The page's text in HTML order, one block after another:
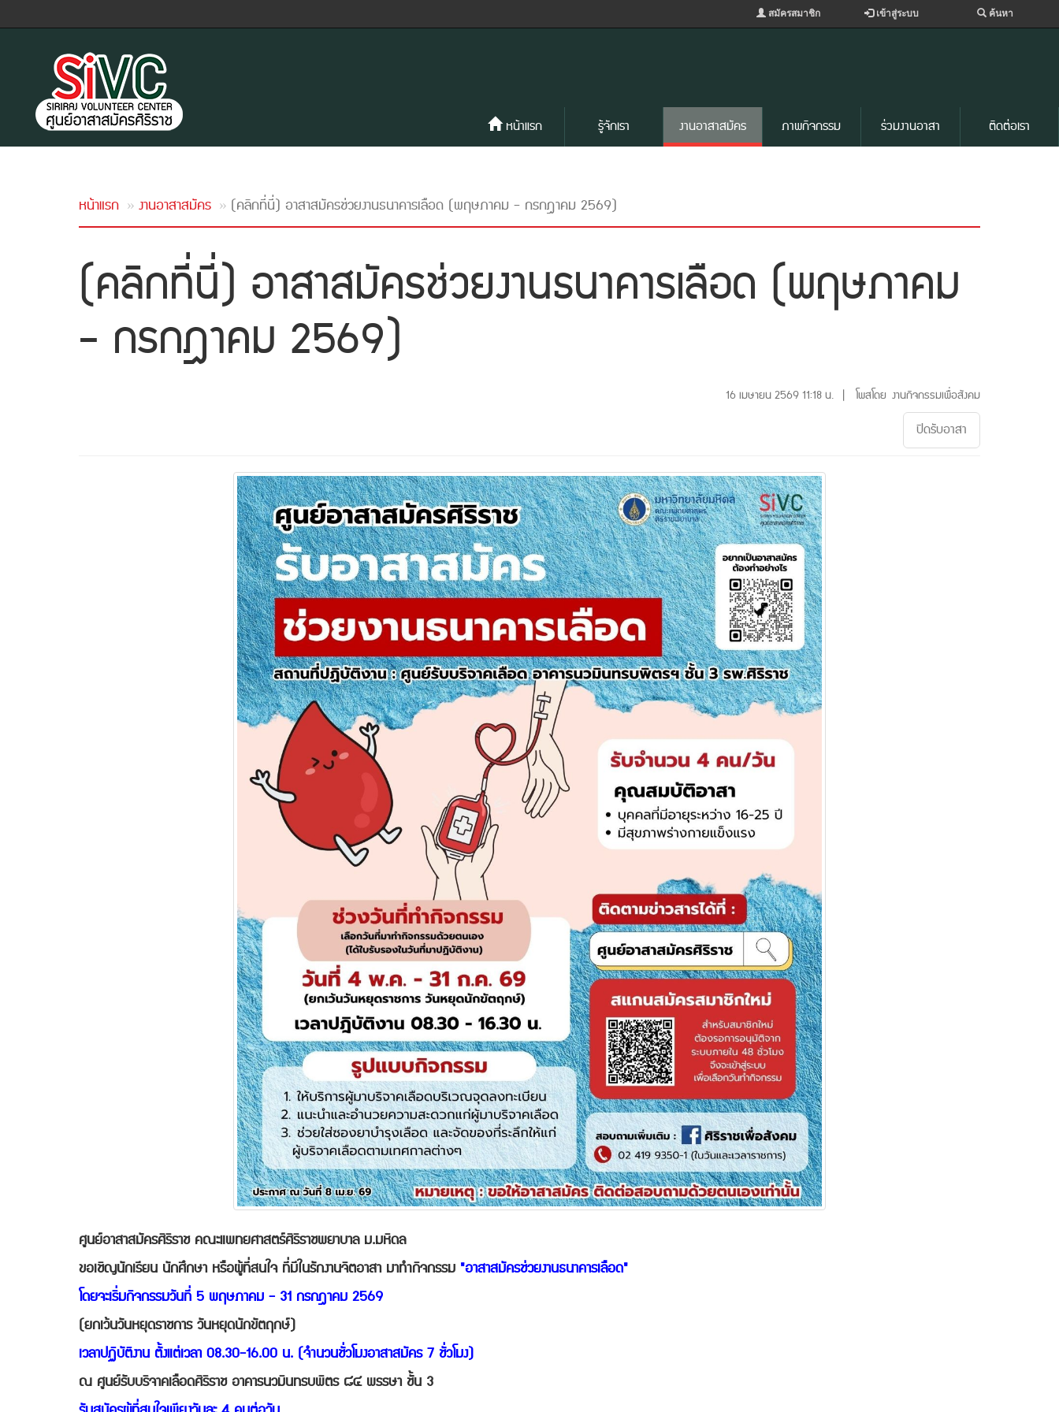
สมัครสมาชิก เข้าสู่ระบบ ค้นหา
หน้าแรก รู้จักเรา งานอาสาสมัคร ภาพกิจกรรม ร่วมงานอาสา ติดต่อเรา
หน้าแรก งานอาสาสมัคร (คลิกที่นี่) อาสาสมัครช่วยงานธนาคารเลือด (พฤษภาคม - กรกฎาคม 2569)
(คลิกที่นี่) อาสาสมัครช่วยงานธนาคารเลือด (พฤษภาคม
- กรกฎาคม 2569)
16 เมษายน 2569 11:18 น. | โพสโดย งานกิจกรรมเพื่อสังคม
ปิดรับอาสา
ศูนย์อาสาสมัครศิริราช คณะแพทยศาสตร์ศิริราชพยาบาล ม.มหิดล
ขอเชิญนักเรียน นักศึกษา หรือผู้ที่สนใจ ที่มีในรักงานจิตอาสา มาทำกิจกรรม "อาสาสมัครช่วยงานธนาคารเลือด"
โดยจะเริ่มกิจกรรมวันที่ 5 พฤษภาคม - 31 กรกฎาคม 2569
(ยกเว้นวันหยุดราชการ วันหยุดนักขัตฤกษ์)
เวลาปฏิบัติงาน ตั้งแต่เวลา 08.30-16.00 น. (จำนวนชั่วโมงอาสาสมัคร 7 ชั่วโมง)
ณ ศูนย์รับบริจาคเลือดศิริราช อาคารนวมินทรบพิตร ๘๔ พรรษา ชั้น 3